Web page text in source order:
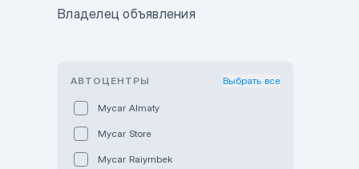
Владелец объявления
АВТОЦЕНТРЫ Выбрать все
Mycar Almaty
Mycar Store
Mycar Raiymbek